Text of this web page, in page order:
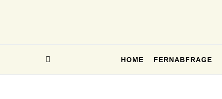
HOME FERNABFRAGE